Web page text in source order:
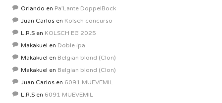
Orlando en Pa’Lante DoppelBock
Juan Carlos en Kolsch concurso
L.R.S en KOLSCH EG 2025
Makakuel en Doble ipa
Makakuel en Belgian blond (Clon)
Makakuel en Belgian blond (Clon)
Juan Carlos en 6091 MUEVEMIL
L.R.S en 6091 MUEVEMIL